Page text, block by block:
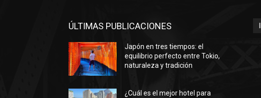
ÚLTIMAS PUBLICACIONES
Japón en tres tiempos: el
equilibrio perfecto entre Tokio,
naturaleza y tradición
¿Cuál es el mejor hotel para